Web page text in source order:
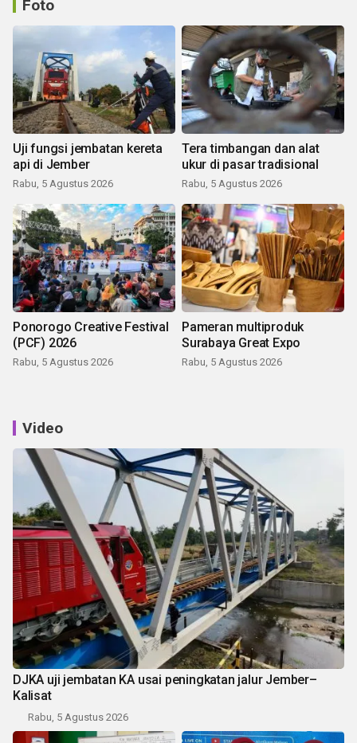
Foto
Uji fungsi jembatan kereta
api di Jember
Rabu, 5 Agustus 2026
Tera timbangan dan alat
ukur di pasar tradisional
Rabu, 5 Agustus 2026
Ponorogo Creative Festival
(PCF) 2026
Rabu, 5 Agustus 2026
Pameran multiproduk
Surabaya Great Expo
Rabu, 5 Agustus 2026
Video
DJKA uji jembatan KA usai peningkatan jalur Jember–
Kalisat
Rabu, 5 Agustus 2026